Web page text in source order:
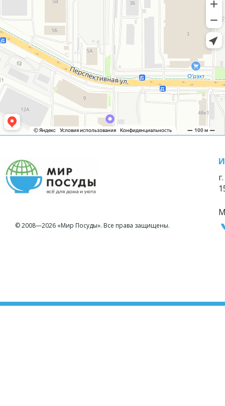
© 2008—2026 «Мир Посуды». Все права защищены.